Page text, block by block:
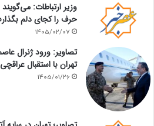
وزیر ارتباطات: می‌گویند
حرف را کجای دلم
1405/02/07
تصاویر: ورود ژنرال
تهران با استقبال عراقچی
1405/01/26